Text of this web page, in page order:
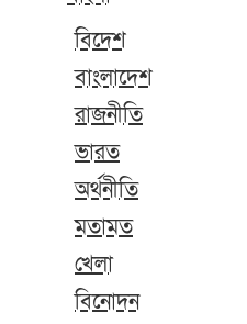
বিদেশ
বাংলাদেশ
রাজনীতি
ভারত
অর্থনীতি
মতামত
খেলা
বিনোদন